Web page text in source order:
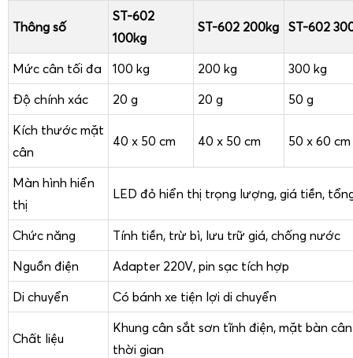
Với các mức cân tối đa như
100kg, 200kg, 300kg, 500kg,
đáp ứng hầu hết nhu cầu cân hàng tạp hóa, bao gạo,
đông lạnh, rổ rau củ, trái cây, thịt cá, thức ăn gia súc gia
mối và cửa hàng bán lẻ. Khả năng vừa cân trọng lượng
nhiều món, lưu giữ đơn giá theo từng mặt hàng giúp
gian, hạn chế sai sót khi tính toán thủ công.
Cân điện tử ST-602 có bánh xe với thiết kế khoa
chuyển linh hoạt
Thông số
ST-602
100kg
ST-602 200kg ST-602
Mức cân tối đa 100 kg 200 kg
300 kg
Độ chính xác
20 g 20 g
50 g
Kích thước mặt
cân
40 x 50 cm 40 x 50 cm 50 x 60 cm
Màn hình hiển
thị
LED đỏ hiển thị trọng lượng, giá tiền,
Chức năng
Tính tiền, trừ bì, lưu trữ giá, chống nước
Nguồn điện
Adapter 220V, pin sạc tích hợp
Di chuyển
Có bánh xe tiện lợi di chuyển
Chất liệu
Khung cân sắt sơn tĩnh điện, mặt bàn
thời gian